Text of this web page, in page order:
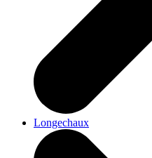
Longechaux